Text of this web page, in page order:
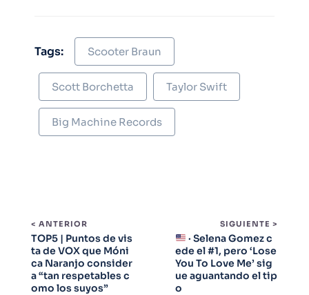
Tags: Scooter Braun
Scott Borchetta Taylor Swift
Big Machine Records
< ANTERIOR
TOP5 | Puntos de vis
ta de VOX que Móni
ca Naranjo consider
a “tan respetables c
omo los suyos”
SIGUIENTE >
· Selena Gomez c
ede el #1, pero ‘Lose
You To Love Me’ sig
ue aguantando el tip
o